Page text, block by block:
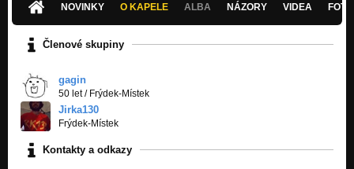
Liliana Martagon (LP Spyawayontse Ftooczki 2006)
Nezařazeno
Nezařazeno
San Francisco (LP Spyawayontse Ftooczki 2006)
Nezařazeno
Feel No Pain (LP Spyawayontse Ftooczki 2006)
NOVINKY O KAPELE ALBA NÁZORY VIDEA
Členové skupiny
gagin
50 let/ Frýdek-Místek
Jirka130
Frýdek-Místek
Kontakty a odkazy